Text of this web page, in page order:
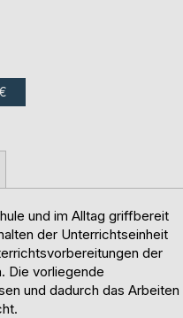
und im Alltag griffbereit
der Unterrichtseinheit
der
Die vorliegende
und dadurch das Arbeiten